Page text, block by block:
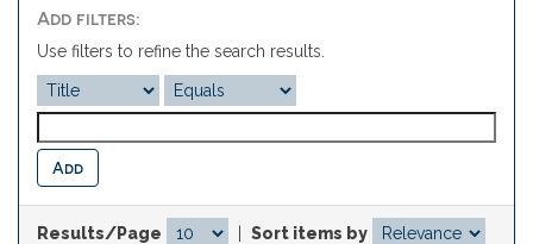
Add filters:
Use filters to refine the search results.
Results/Page
Sort items by